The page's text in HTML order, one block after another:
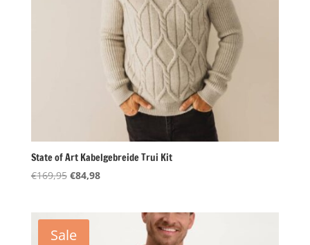
State of Art Kabelgebreide Trui Kit
€169,95 Oorspronkelijke
€169,95.
€84,98Huidige
Sale